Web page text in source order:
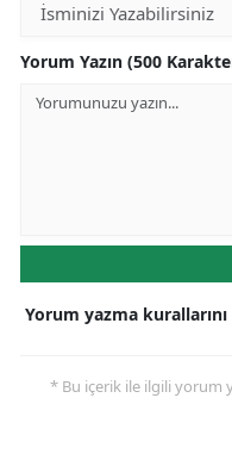
Yorum Yazın (500
Yorum yazma kurallarını
* Bu içerik ile ilgili yorum